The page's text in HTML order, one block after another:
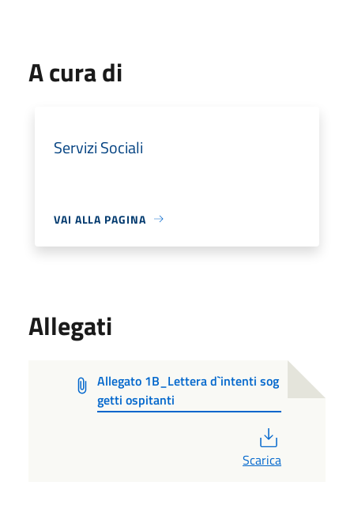
A cura di
Servizi Sociali
VAI ALLA PAGINA
Allegati
Allegato 1B_Lettera d`intenti sog
getti ospitanti
Scarica